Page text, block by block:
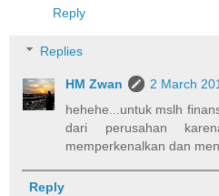
Reply
Replies
HM Zwan
2 March
hehehe...untuk mslh
dari perusahan
memperkenalkan dan
Reply